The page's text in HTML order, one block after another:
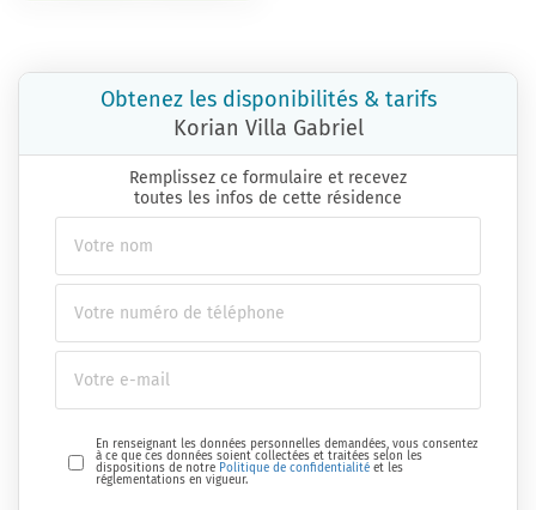
Obtenez les disponibilités & tarifs
Korian Villa Gabriel
Remplissez ce formulaire et recevez
toutes les infos de cette résidence
En renseignant les données personnelles demandées, vous consentez
à ce que ces données soient collectées et traitées selon les
dispositions de notre Politique de confidentialité et les
réglementations en vigueur.